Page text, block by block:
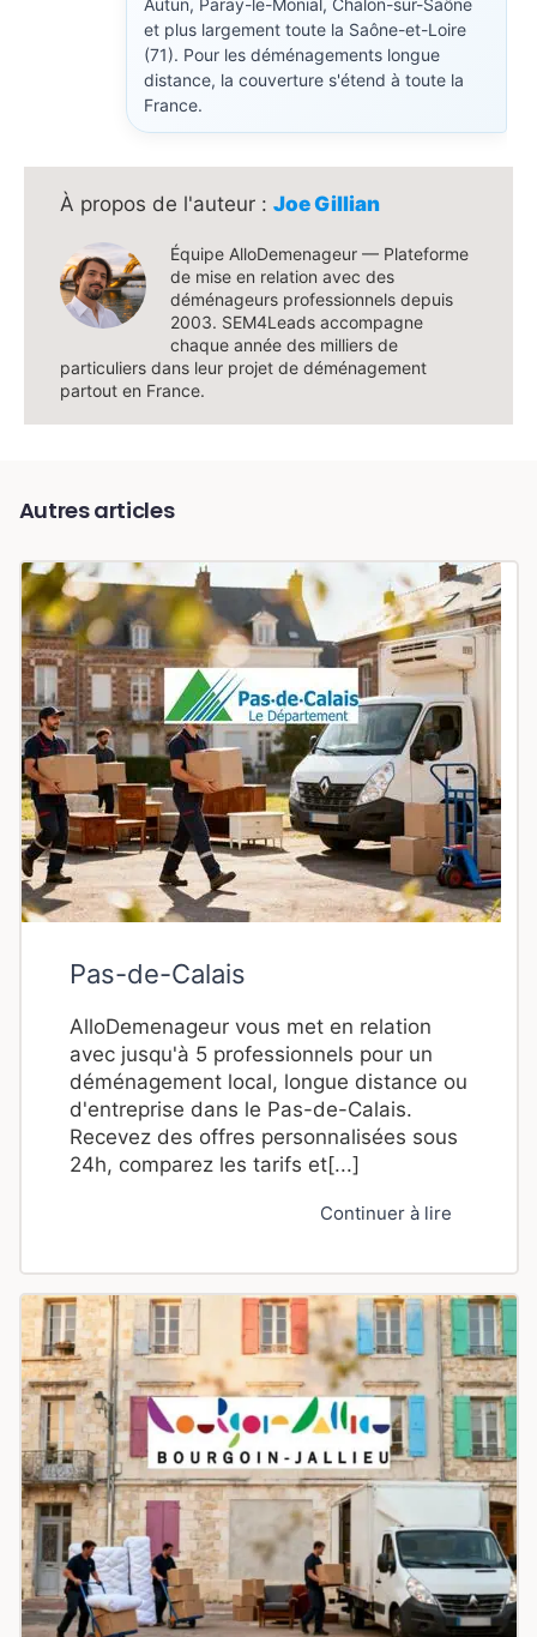
Autun, Paray-le-Monial, Chalon-sur-Saône
et plus largement toute la Saône-et-Loire
(71). Pour les déménagements longue
distance, la couverture s'étend à toute la
France.
Joe Gillian
Équipe AlloDemenageur — Plateforme
de mise en relation avec des
déménageurs professionnels depuis
2003. SEM4Leads accompagne
chaque année des milliers de
particuliers dans leur projet de déménagement
partout en France.
Autres articles
Pas-de-Calais
AlloDemenageur vous met en relation
avec jusqu'à 5 professionnels pour un
déménagement local, longue distance ou
d'entreprise dans le Pas-de-Calais.
Recevez des offres personnalisées sous
24h, comparez les tarifs et[...]
Continuer à lire